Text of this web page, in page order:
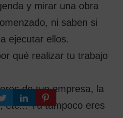
y mirar una obra
ni saben si
ejecutar ellos.
qué realizar tu trabajo
de tue empresa, la
etc... Tú tampoco eres